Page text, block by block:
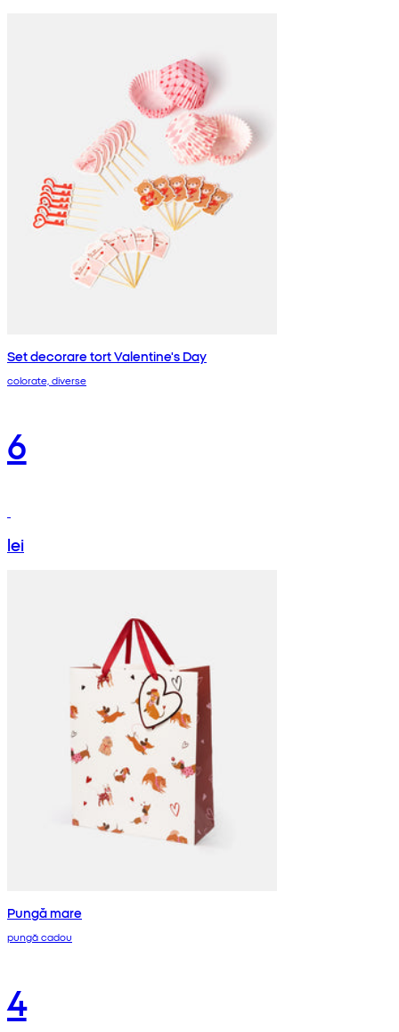
Set decorare tort Valentine's Day
colorate, diverse
6
lei
Pungă mare
pungă cadou
4